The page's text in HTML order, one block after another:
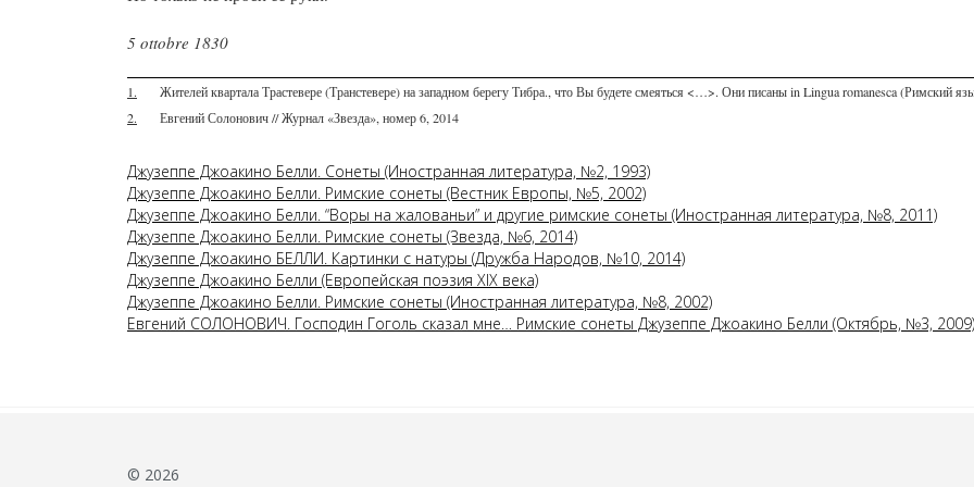
5 ottobre 1830
1.
Жителей квартала Трастевере (Транстевере) на западном берегу Тибра., что Вы будете смеяться <…>. Они писаны in Lingua romanesca (Римский
2.
Евгений Солонович // Журнал «Звезда», номер 6, 2014
Джузеппе Джоакино Белли. Сонеты (Иностранная литература, №2, 1993)
Джузеппе Джоакино Белли. Римские сонеты (Вестник Европы, №5, 2002)
Джузеппе Джоакино Белли. “Воры на жалованьи” и другие римские сонеты (Иностранная литература, №8, 2011)
Джузеппе Джоакино Белли. Римские сонеты (Звезда, №6, 2014)
Джузеппе Джоакино БЕЛЛИ. Картинки с натуры (Дружба Народов, №10, 2014)
Джузеппе Джоакино Белли (Европейская поэзия XIX века)
Джузеппе Джоакино Белли. Римские сонеты (Иностранная литература, №8, 2002)
Евгений СОЛОНОВИЧ. Господин Гоголь сказал мне… Римские сонеты Джузеппе Джоакино Белли (Октябрь, №3, 2009)
© 2026